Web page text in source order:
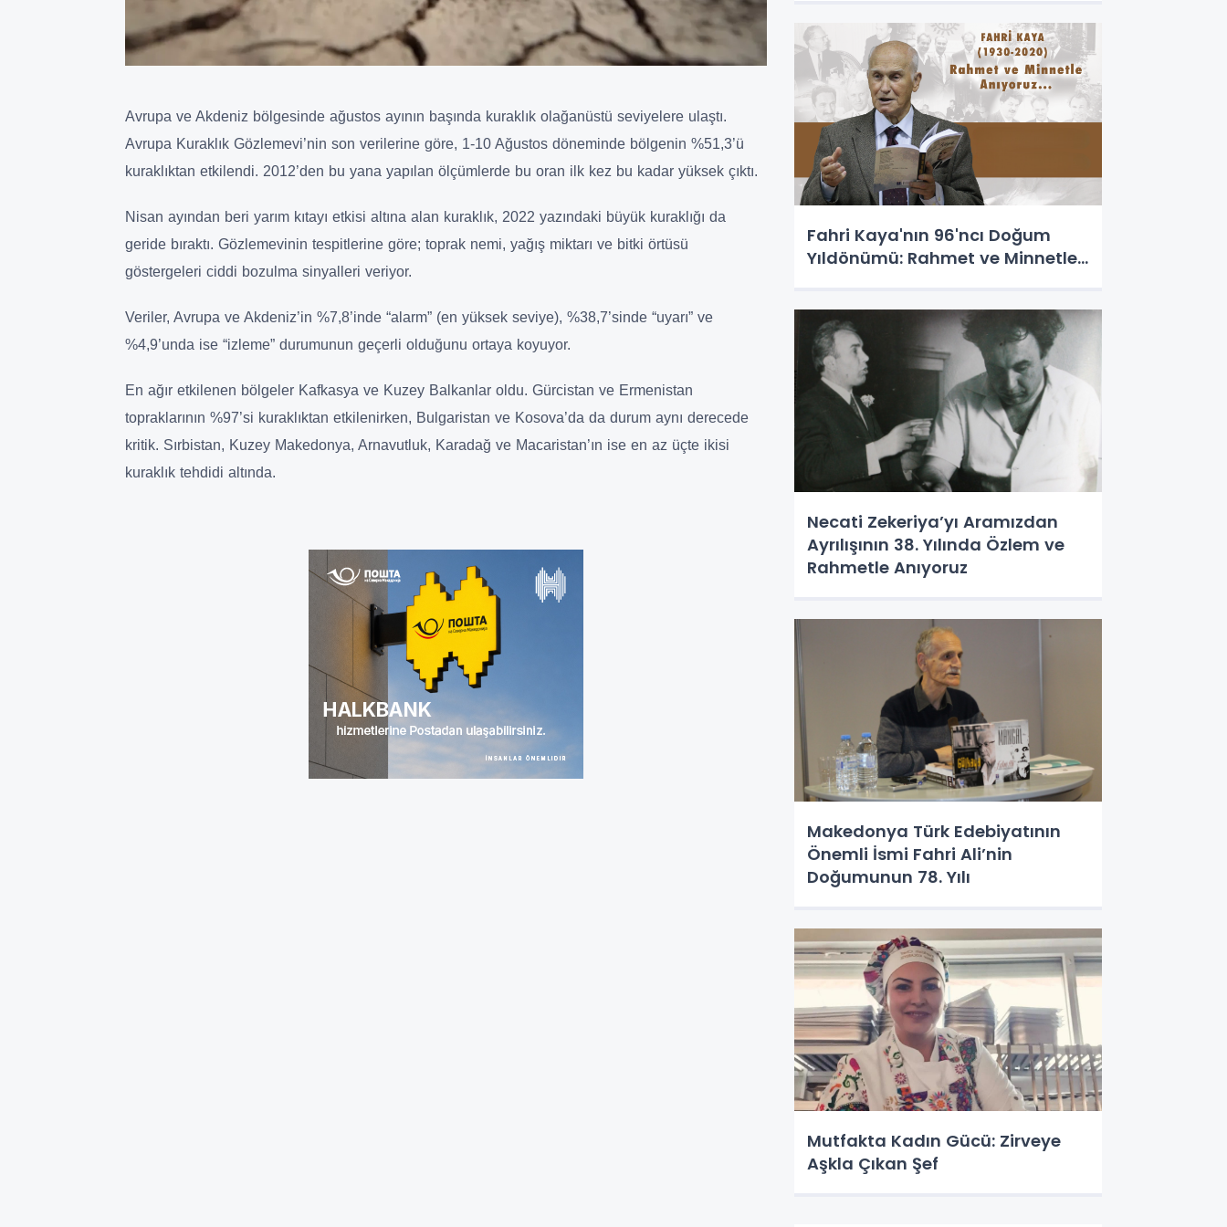
Avrupa ve Akdeniz bölgesinde ağustos ayının başında kuraklık olağanüstü seviyelere ulaştı.
Avrupa Kuraklık Gözlemevi’nin son verilerine göre, 1-10 Ağustos döneminde bölgenin %51,3’ü
kuraklıktan etkilendi. 2012’den bu yana yapılan ölçümlerde bu oran ilk kez bu kadar yüksek çıktı.
Nisan ayından beri yarım kıtayı etkisi altına alan kuraklık, 2022 yazındaki büyük kuraklığı da
geride bıraktı. Gözlemevinin tespitlerine göre; toprak nemi, yağış miktarı ve bitki örtüsü
göstergeleri ciddi bozulma sinyalleri veriyor.
Veriler, Avrupa ve Akdeniz’in %7,8’inde “alarm” (en yüksek seviye), %38,7’sinde “uyarı” ve
%4,9’unda ise “izleme” durumunun geçerli olduğunu ortaya koyuyor.
En ağır etkilenen bölgeler Kafkasya ve Kuzey Balkanlar oldu. Gürcistan ve Ermenistan
topraklarının %97’si kuraklıktan etkilenirken, Bulgaristan ve Kosova’da da durum aynı derecede
kritik. Sırbistan, Kuzey Makedonya, Arnavutluk, Karadağ ve Macaristan’ın ise en az üçte ikisi
kuraklık tehdidi altında.
Fahri Kaya'nın 96'ncı Doğum
Yıldönümü: Rahmet ve Minnetle...
Necati Zekeriya’yı Aramızdan
Ayrılışının 38. Yılında Özlem ve
Rahmetle Anıyoruz
Makedonya Türk Edebiyatının
Önemli İsmi Fahri Ali’nin
Doğumunun 78. Yılı
Mutfakta Kadın Gücü: Zirveye
Aşkla Çıkan Şef